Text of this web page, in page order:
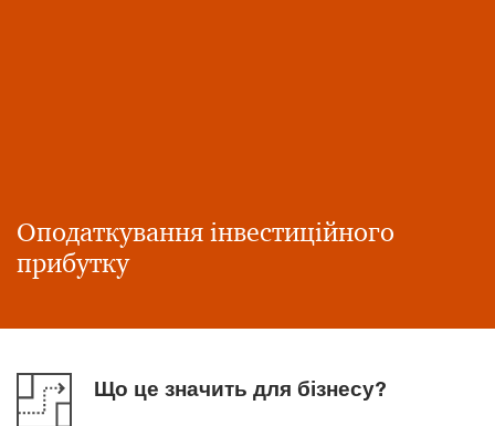
Оподаткування інвестиційного
прибутку
Що це значить для бізнесу?